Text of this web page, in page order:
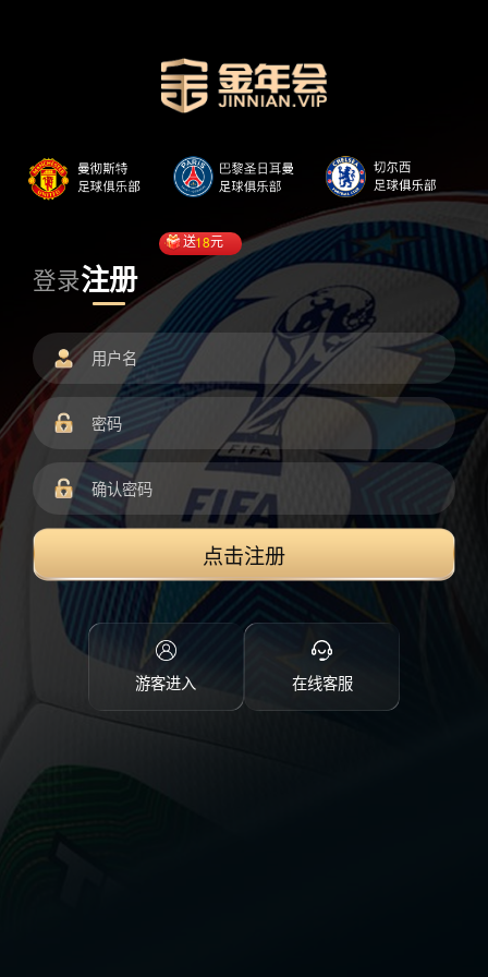
登录注册
送18元
点击注册
游客进入 在线客服